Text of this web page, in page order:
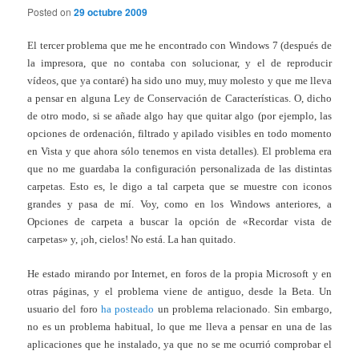
Posted on29 octubre 2009
El tercer problema que me he encontrado con Windows 7 (después de
la impresora, que no contaba con solucionar, y el de reproducir
vídeos, que ya contaré) ha sido uno muy, muy molesto y que me lleva
a pensar en alguna Ley de Conservación de Características. O, dicho
de otro modo, si se añade algo hay que quitar algo (por ejemplo, las
opciones de ordenación, filtrado y apilado visibles en todo momento
en Vista y que ahora sólo tenemos en vista detalles). El problema era
que no me guardaba la configuración personalizada de las distintas
carpetas. Esto es, le digo a tal carpeta que se muestre con iconos
grandes y pasa de mí. Voy, como en los Windows anteriores, a
Opciones de carpeta a buscar la opción de «Recordar vista de
carpetas» y, ¡oh, cielos! No está. La han quitado.
He estado mirando por Internet, en foros de la propia Microsoft y en
otras páginas, y el problema viene de antiguo, desde la Beta. Un
usuario del foroha posteado un problema relacionado. Sin embargo,
no es un problema habitual, lo que me lleva a pensar en una de las
aplicaciones que he instalado, ya que no se me ocurrió comprobar el